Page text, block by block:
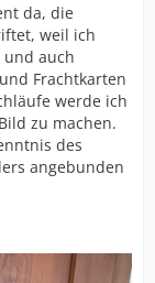
da, die
weil ich
und auch
Frachtkarten
werde ich
zu machen.
des
angebunden